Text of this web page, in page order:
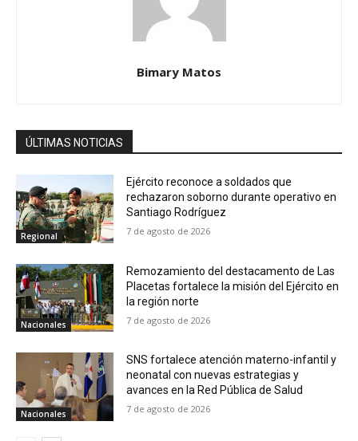
Bimary Matos
ÚLTIMAS NOTICIAS
Regional
Ejército reconoce a soldados que
rechazaron soborno durante operativo en
Santiago Rodríguez
7 de agosto de 2026
Nacionales
Remozamiento del destacamento de Las
Placetas fortalece la misión del Ejército en
la región norte
7 de agosto de 2026
Nacionales
SNS fortalece atención materno-infantil y
neonatal con nuevas estrategias y
avances en la Red Pública de Salud
7 de agosto de 2026